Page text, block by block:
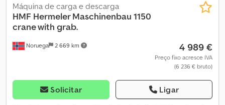
Noruega 2 669 km
Máquina de carga e descarga
HMF Hermeler Maschinenbau 1150
crane with grab.
4 989 €
Preço fixo acresce IVA
(6 236 € bruto)
Solicitar Ligar